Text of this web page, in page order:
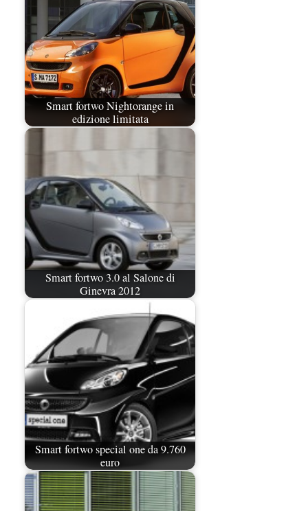
Smart fortwo Nightorange in
edizione limitata
Smart fortwo 3.0 al Salone di
Ginevra 2012
Smart fortwo special one da 9.760
euro